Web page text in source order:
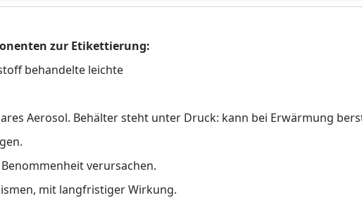
zur Etikettierung:
behandelte leichte
Aerosol. Behälter steht unter Druck: kann bei Erwärmung
verursachen.
mit langfristiger Wirkung.